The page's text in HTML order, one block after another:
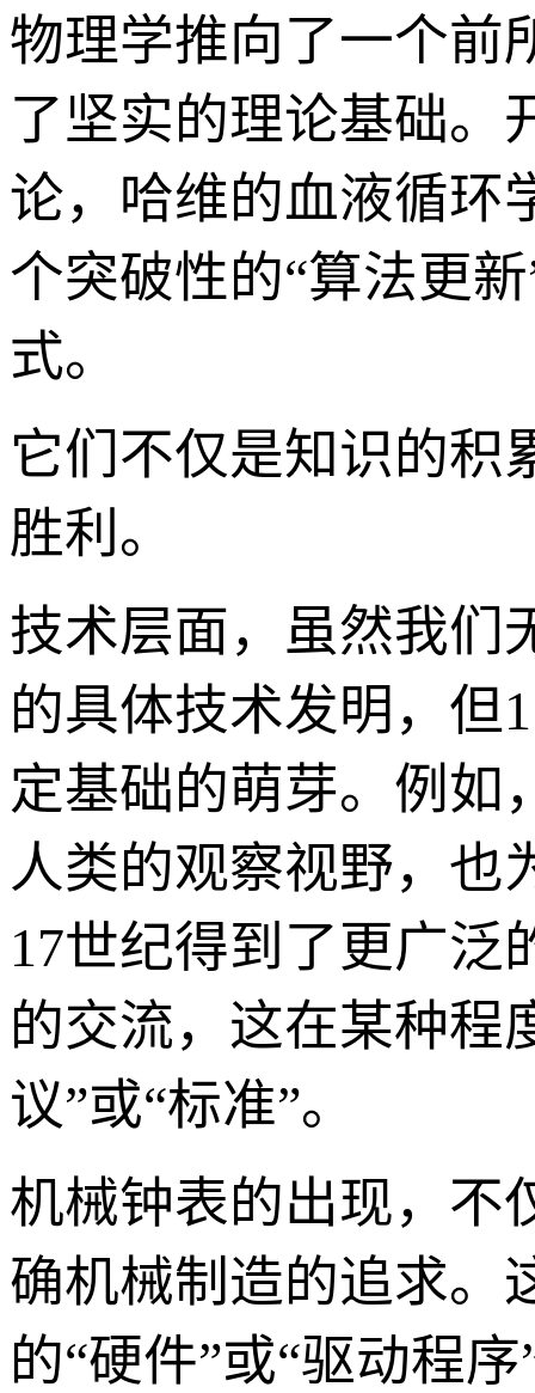
物理学推向了一个前
了坚实的理论基础。
论，哈维的血液循
个突破性的“算法更
式。
它们不仅是知识的积
胜利。
技术层面，虽然我们
的具体技术发明，但
定基础的萌芽。例如
人类的观察视野，也
17世纪得到了更广泛
的交流，这在某种程
议”或“标准”。
机械钟表的出现，不
确机械制造的追求。
的“硬件”或“驱动程